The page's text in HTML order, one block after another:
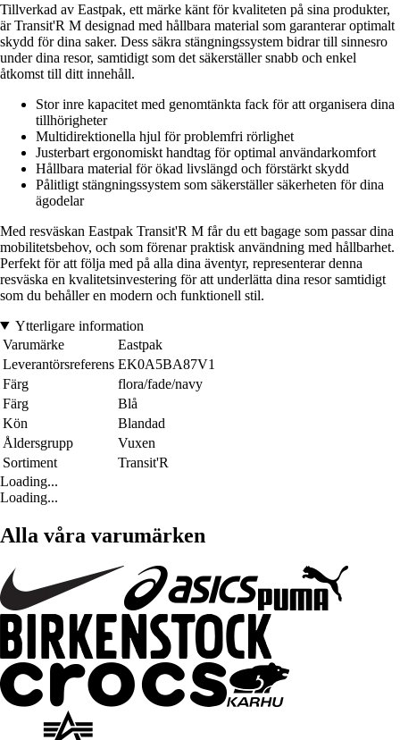
Tillverkad av Eastpak, ett märke känt för kvaliteten på sina produkter,
är Transit'R M designad med hållbara material som garanterar optimalt
skydd för dina saker. Dess säkra stängningssystem bidrar till sinnesro
under dina resor, samtidigt som det säkerställer snabb och enkel
åtkomst till ditt innehåll.
Stor inre kapacitet med genomtänkta fack för att organisera dina
tillhörigheter
Multidirektionella hjul för problemfri rörlighet
Justerbart ergonomiskt handtag för optimal användarkomfort
Hållbara material för ökad livslängd och förstärkt skydd
Pålitligt stängningssystem som säkerställer säkerheten för dina
ägodelar
Med resväskan Eastpak Transit'R M får du ett bagage som passar dina
mobilitetsbehov, och som förenar praktisk användning med hållbarhet.
Perfekt för att följa med på alla dina äventyr, representerar denna
resväska en kvalitetsinvestering för att underlätta dina resor samtidigt
som du behåller en modern och funktionell stil.
Ytterligare information
Varumärke
Eastpak
Leverantörsreferens EK0A5BA87V1
Färg
flora/fade/navy
Färg
Blå
Kön
Blandad
Åldersgrupp
Vuxen
Sortiment
Transit'R
Loading...
Loading...
Alla våra varumärken